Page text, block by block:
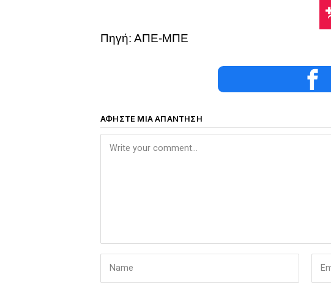
Πηγή: ΑΠΕ-ΜΠΕ
ΑΦΉΣΤΕ ΜΙΑ ΑΠΆΝΤΗΣΗ